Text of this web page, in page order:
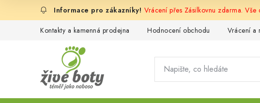
Vrácení přes Zásilkovnu zdarma.
Kontakty a kamenná prodejna Hodnocení obchodu Vrácení a